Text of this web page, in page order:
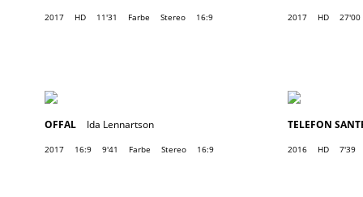
2017 HD 11'31 Farbe Stereo 16:9 2017 HD 27'00
OFFAL Ida Lennartson
2017 16:9 9'41 Farbe Stereo 16:9
TELEFON
2016 HD 7'39